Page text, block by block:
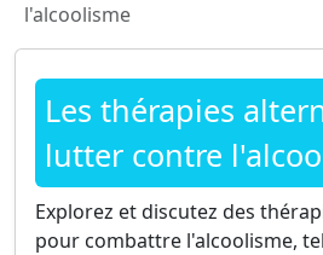
l'alcoolisme
Les thérapies
lutter contre
Explorez et discutez des
pour combattre l'alcoolisme,